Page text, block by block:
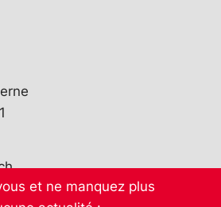
et ne manquez plus